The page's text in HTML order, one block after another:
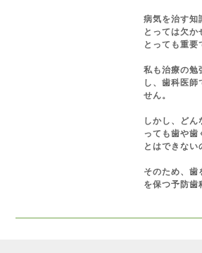
病気を治す知
とっては欠
とっても重要
私も治療の勉
し、歯科医師
せん。
しかし、ど
っても歯や歯
とはできない
そのため、歯
を保つ予防歯